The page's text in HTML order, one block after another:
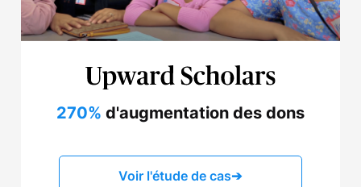
270% d'augmentation des dons
Voir l'étude de cas➔